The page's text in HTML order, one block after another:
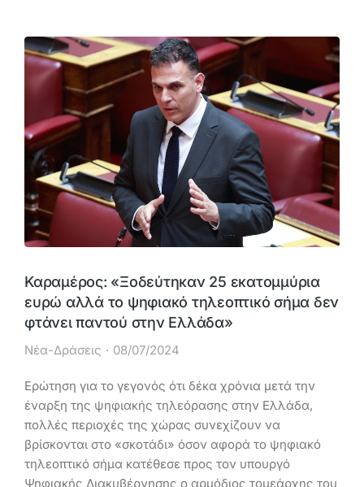
Καραμέρος: «Ξοδεύτηκαν 25 εκατομμύρια
ευρώ αλλά το ψηφιακό τηλεοπτικό σήμα δεν
φτάνει παντού στην Ελλάδα»
Νέα-Δράσεις 08/07/2024
Ερώτηση για το γεγονός ότι δέκα χρόνια μετά την
έναρξη της ψηφιακής τηλεόρασης στην Ελλάδα,
πολλές περιοχές της χώρας συνεχίζουν να
βρίσκονται στο «σκοτάδι» όσον αφορά το ψηφιακό
τηλεοπτικό σήμα κατέθεσε προς τον υπουργό
Ψηφιακής Διακυβέρνησης ο αρμόδιος τομεάρχης του